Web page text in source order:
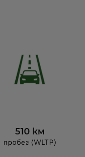
510 км
пробег (WLTP)